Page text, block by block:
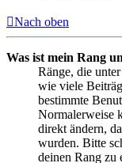
Nach oben
Was ist mein Rang
Ränge, die
wie viele
bestimmte
Normalerweise
direkt ändern,
wurden. Bitte
deinen Rang zu